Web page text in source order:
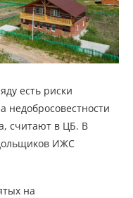
есть риски
недобросовестности
считают в ЦБ. В
ИЖС
на